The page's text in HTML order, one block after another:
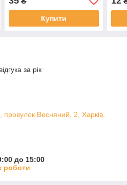
Купити
за рік
Весняний, 2, Харків,
до 15:00
роботи